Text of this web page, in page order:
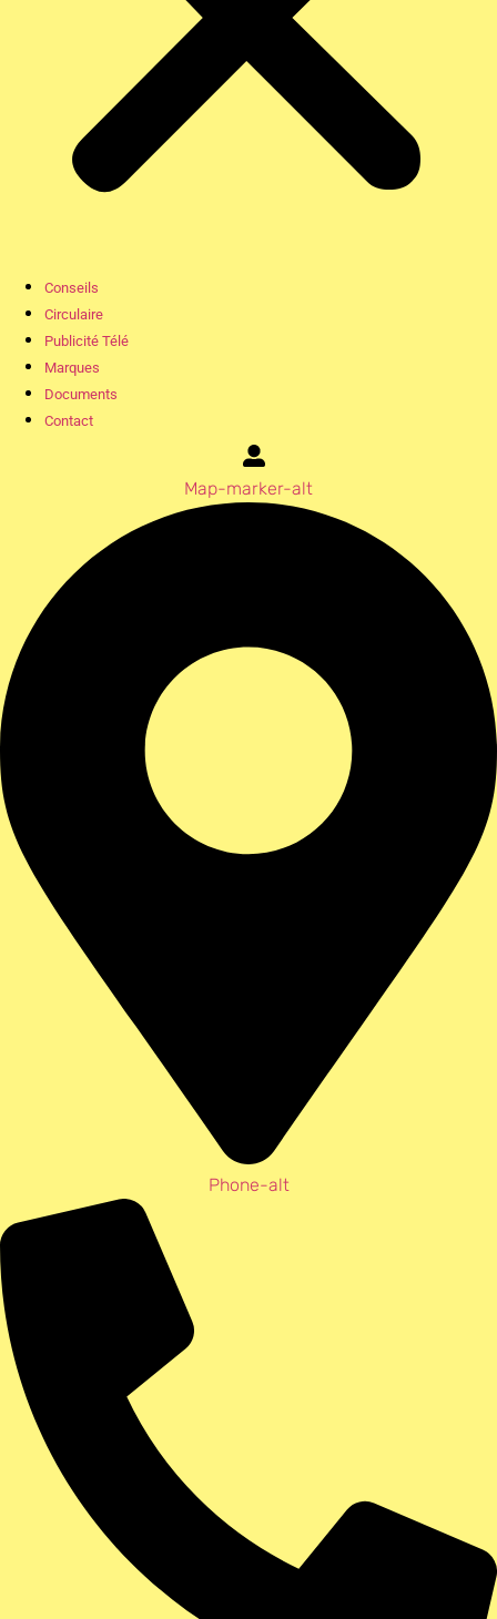
Conseils
Circulaire
Publicité Télé
Marques
Documents
Contact
Map-marker-alt
Phone-alt